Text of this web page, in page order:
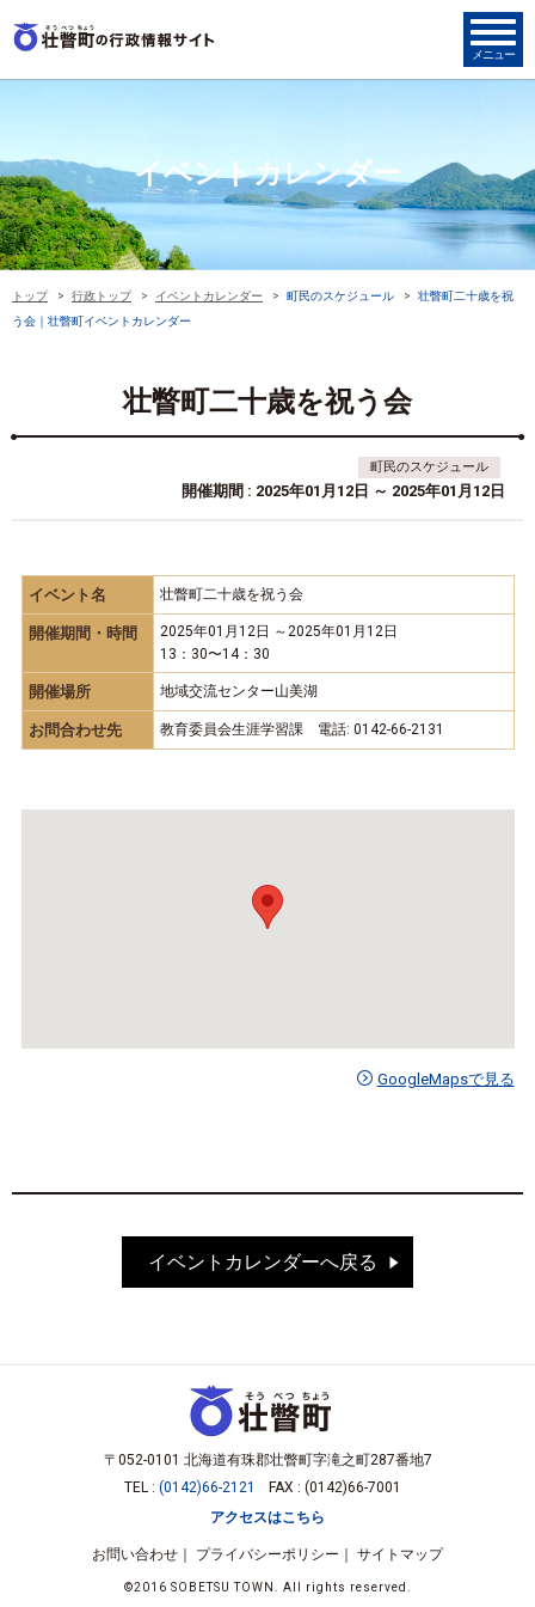
イベントカレンダー
トップ 行政トップ イベントカレンダー 町民のスケジュール
壮瞥町二十歳を祝
う会｜壮瞥町イベントカレンダー
壮瞥町二十歳を祝う会
町民のスケジュール
開催期間 : 2025年01月12日 ～ 2025年01月12日
イベント名 壮瞥町二十歳を祝う会
開催期間・時間
2025年01月12日 ～2025年01月12日
13：30〜14：30
開催場所 地域交流センター山美湖
お問合わせ先 教育委員会生涯学習課 電話: 0142-66-2131
GoogleMapsで見る
イベントカレンダーへ戻る
〒052-0101 北海道有珠郡壮瞥町字滝之町287番地7
TEL : (0142)66-2121
FAX : (0142)66-7001
アクセスはこちら
お問い合わせ プライバシーポリシー サイトマップ
©2016 SOBETSU TOWN. All rights reserved.